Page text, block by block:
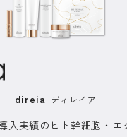
direia ディレイア
入実績のヒト幹細胞・エ